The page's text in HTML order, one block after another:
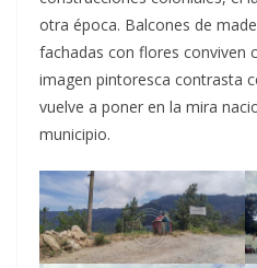
otra época. Balcones de
fachadas con flores conviven
imagen pintoresca contrasta
vuelve a poner en la mira
municipio.